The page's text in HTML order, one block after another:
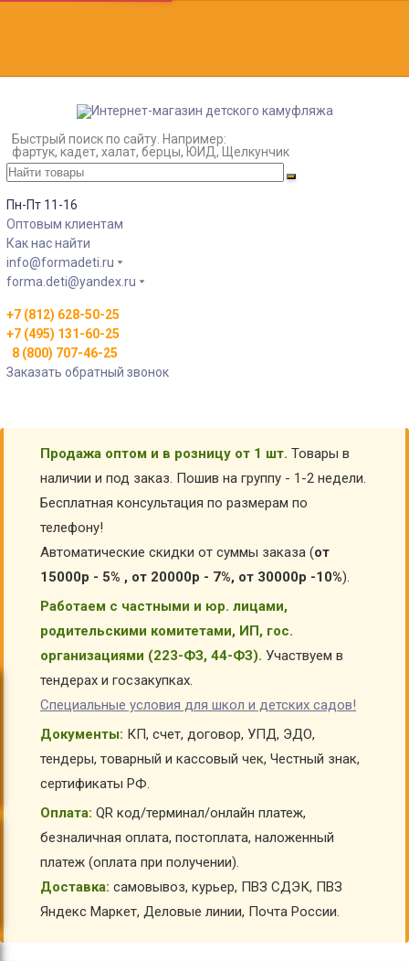
Быстрый поиск по сайту. Например:
фартук, кадет, халат, берцы, ЮИД, Щелкунчик
Пн-Пт 11-16
Оптовым клиентам
Как нас найти
info@formadeti.ru
forma.deti@yandex.ru
+7 (812) 628-50-25
+7 (495) 131-60-25
8 (800) 707-46-25
Заказать обратный звонок
Продажа оптом и в розницу от 1 шт. Товары в
наличии и под заказ. Пошив на группу - 1-2 недели.
Бесплатная консультация по размерам по
телефону!
Автоматические скидки от суммы заказа (от
15000р - 5% , от 20000р - 7%, от 30000р -10%).
Работаем с частными и юр. лицами,
родительскими комитетами, ИП, гос.
организациями (223-ФЗ, 44-ФЗ). Участвуем в
тендерах и госзакупках.
Специальные условия для школ и детских садов!
Документы: КП, счет, договор, УПД, ЭДО,
тендеры, товарный и кассовый чек, Честный знак,
сертификаты РФ.
Оплата: QR код/терминал/онлайн платеж,
безналичная оплата, постоплата, наложенный
платеж (оплата при получении).
Доставка: самовывоз, курьер, ПВЗ СДЭК, ПВЗ
Яндекс Маркет, Деловые линии, Почта России.